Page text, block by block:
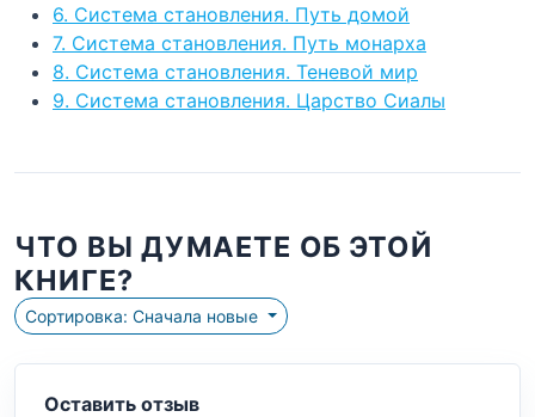
6. Система становления. Путь домой
7. Система становления. Путь монарха
8. Система становления. Теневой мир
9. Система становления. Царство Сиалы
ЧТО ВЫ ДУМАЕТЕ ОБ ЭТОЙ
КНИГЕ?
Сортировка: Сначала новые
Оставить отзыв